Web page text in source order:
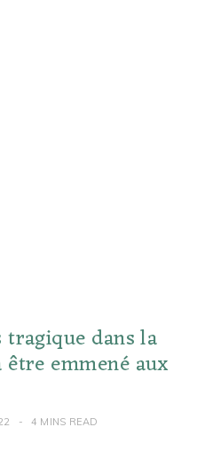
tragique dans la
être emmené aux
4 MINS READ